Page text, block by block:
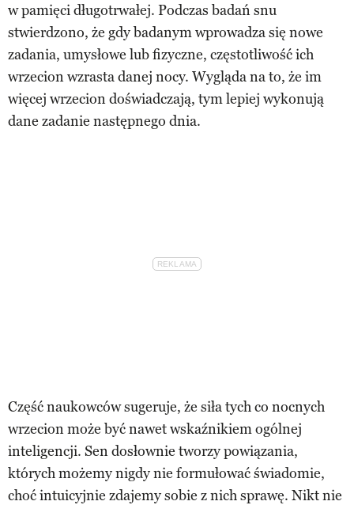
w pamięci długotrwałej. Podczas badań snu
stwierdzono, że gdy badanym wprowadza się nowe
zadania, umysłowe lub fizyczne, częstotliwość ich
wrzecion wzrasta danej nocy. Wygląda na to, że im
więcej wrzecion doświadczają, tym lepiej wykonują
dane zadanie następnego dnia.
Część naukowców sugeruje, że siła tych co nocnych
wrzecion może być nawet wskaźnikiem ogólnej
inteligencji. Sen dosłownie tworzy powiązania,
których możemy nigdy nie formułować świadomie,
choć intuicyjnie zdajemy sobie z nich sprawę. Nikt nie